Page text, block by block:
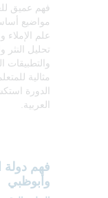
فهم عميق
مواضيع
علم الإملاء
تحليل النثر
والتطبيقات
مثالية
الدورة
العربية.
فهم دولة
وأبوظبي